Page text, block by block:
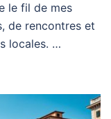
le fil de mes
de rencontres et
locales. …